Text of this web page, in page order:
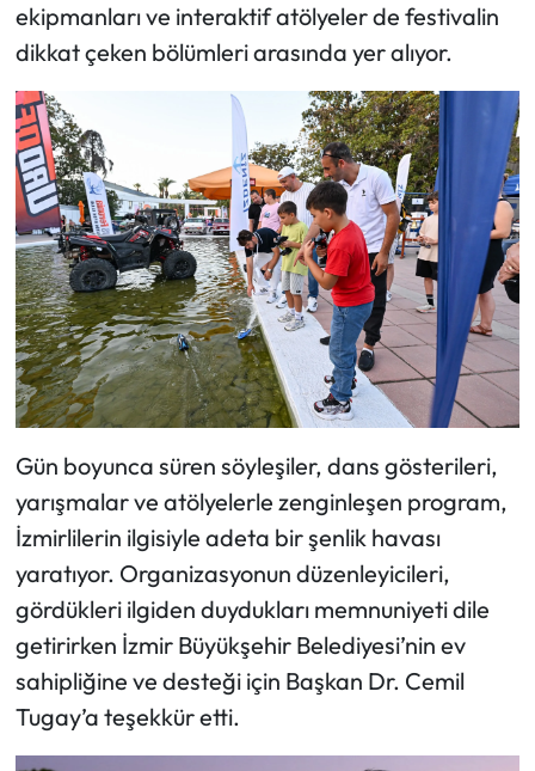
ekipmanları ve interaktif atölyeler de festivalin
dikkat çeken bölümleri arasında yer alıyor.
Gün boyunca süren söyleşiler, dans gösterileri,
yarışmalar ve atölyelerle zenginleşen program,
İzmirlilerin ilgisiyle adeta bir şenlik havası
yaratıyor. Organizasyonun düzenleyicileri,
gördükleri ilgiden duydukları memnuniyeti dile
getirirken İzmir Büyükşehir Belediyesi’nin ev
sahipliğine ve desteği için Başkan Dr. Cemil
Tugay’a teşekkür etti.